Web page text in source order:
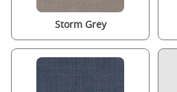
Storm Grey